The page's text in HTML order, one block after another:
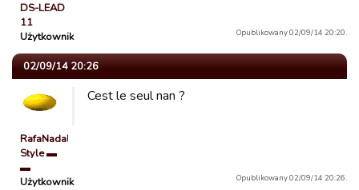
DS-LEAD
11
Użytkownik
Opublikowany 02/09/14 20:20.
02/09/14 20:26
RafaNadal
Style ▬
▬
Użytkownik
Cest le seul nan ?
Opublikowany 02/09/14 20:26.